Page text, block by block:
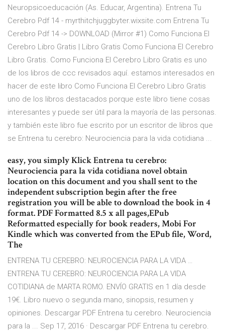
Neuropsicoeducación (As. Educar, Argentina). Entrena Tu
Cerebro Pdf 14 - myrthitchjuggbyter.wixsite.com Entrena Tu
Cerebro Pdf 14 -> DOWNLOAD (Mirror #1) Como Funciona El
Cerebro Libro Gratis | Libro Gratis Como Funciona El Cerebro
Libro Gratis. Como Funciona El Cerebro Libro Gratis es uno
de los libros de ccc revisados aquí. estamos interesados en
hacer de este libro Como Funciona El Cerebro Libro Gratis
uno de los libros destacados porque este libro tiene cosas
interesantes y puede ser útil para la mayoría de las personas.
y también este libro fue escrito por un escritor de libros que
se Entrena tu cerebro: Neurociencia para la vida cotidiana ...
easy, you simply Klick Entrena tu cerebro:
Neurociencia para la vida cotidiana novel obtain
location on this document and you shall sent to the
independent subscription begin after the free
registration you will be able to download the book in 4
format. PDF Formatted 8.5 x all pages,EPub
Reformatted especially for book readers, Mobi For
Kindle which was converted from the EPub file, Word,
The
ENTRENA TU CEREBRO: NEUROCIENCIA PARA LA VIDA …
ENTRENA TU CEREBRO: NEUROCIENCIA PARA LA VIDA
COTIDIANA de MARTA ROMO. ENVÍO GRATIS en 1 día desde
19€. Libro nuevo o segunda mano, sinopsis, resumen y
opiniones. Descargar PDF Entrena tu cerebro. Neurociencia
para la ... Sep 17, 2016 · Descargar PDF Entrena tu cerebro.